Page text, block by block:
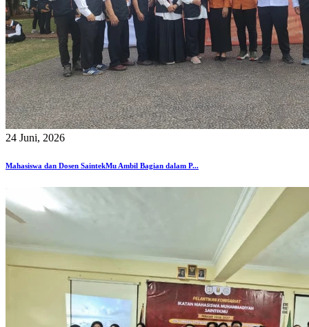
24 Juni, 2026
Mahasiswa dan Dosen SaintekMu Ambil Bagian dalam P...